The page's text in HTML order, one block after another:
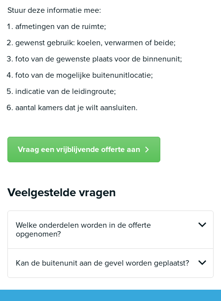
Stuur deze informatie mee:
afmetingen van de ruimte;
gewenst gebruik: koelen, verwarmen of beide;
foto van de gewenste plaats voor de binnenunit;
foto van de mogelijke buitenunitlocatie;
indicatie van de leidingroute;
aantal kamers dat je wilt aansluiten.
Vraag een vrijblijvende offerte aan
Veelgestelde vragen
Welke onderdelen worden in de offerte
opgenomen?
Kan de buitenunit aan de gevel worden geplaatst?